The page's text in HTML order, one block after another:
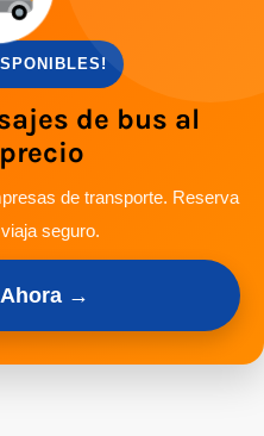
de bus al
de transporte. Reserva
seguro.
→